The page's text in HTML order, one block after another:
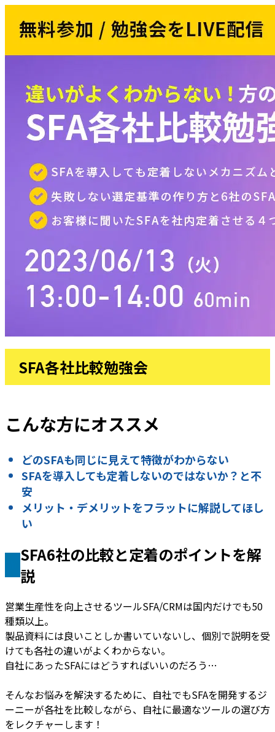
SFA各社比較勉強会
こんな方にオススメ
どのSFAも同じに見えて特徴がわからない
SFAを導入しても定着しないのではないか？と不
安
メリット・デメリットをフラットに解説してほし
い
SFA6社の比較と定着のポイントを解
説
営業生産性を向上させるツールSFA/CRMは国内だけでも50
種類以上。
製品資料には良いことしか書いていないし、個別で説明を受
けても各社の違いがよくわからない。
自社にあったSFAにはどうすればいいのだろう…
そんなお悩みを解決するために、自社でもSFAを開発するジ
ーニーが各社を比較しながら、自社に最適なツールの選び方
をレクチャーします！